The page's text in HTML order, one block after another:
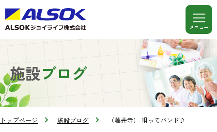
施設ブログ
トップページ 施設ブログ （藤井寺） 唄ってバンド♪